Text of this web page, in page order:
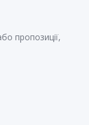
пропозиції,